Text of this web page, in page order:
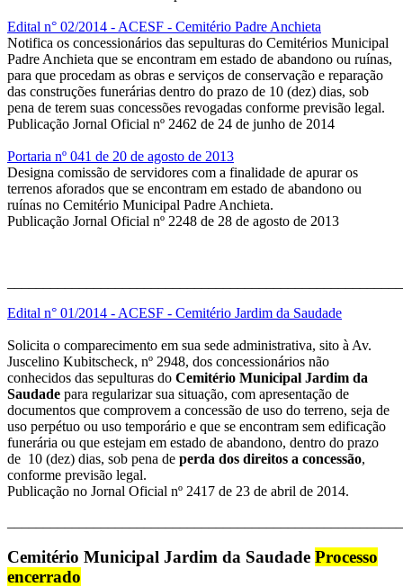
Edital n° 02/2014 - ACESF - Cemitério Padre Anchieta
Notifica os concessionários das sepulturas do Cemitérios Municipal
Padre Anchieta que se encontram em estado de abandono ou ruínas,
para que procedam as obras e serviços de conservação e reparação
das construções funerárias dentro do prazo de 10 (dez) dias, sob
pena de terem suas concessões revogadas conforme previsão legal.
Publicação Jornal Oficial nº 2462 de 24 de junho de 2014
Portaria nº 041 de 20 de agosto de 2013
Designa comissão de servidores com a finalidade de apurar os
terrenos aforados que se encontram em estado de abandono ou
ruínas no Cemitério Municipal Padre Anchieta.
Publicação Jornal Oficial nº 2248 de 28 de agosto de 2013
Edital n° 01/2014 - ACESF - Cemitério Jardim da Saudade
Solicita o comparecimento em sua sede administrativa, sito à Av.
Juscelino Kubitscheck, nº 2948, dos concessionários não
conhecidos das sepulturas do Cemitério Municipal Jardim da
Saudade para regularizar sua situação, com apresentação de
documentos que comprovem a concessão de uso do terreno, seja de
uso perpétuo ou uso temporário e que se encontram sem edificação
funerária ou que estejam em estado de abandono, dentro do prazo
de 10 (dez) dias, sob pena de perda dos direitos a concessão,
conforme previsão legal.
Publicação no Jornal Oficial nº 2417 de 23 de abril de 2014.
Cemitério Municipal Jardim da Saudade Processo
encerrado